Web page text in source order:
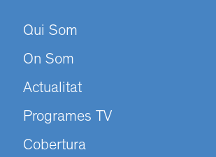
Qui Som
On Som
Actualitat
Programes TV
Cobertura